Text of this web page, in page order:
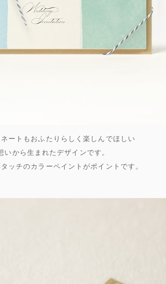
ートもおふたりらしく楽しんでほしい
いから生まれたデザインです。
ッチのカラーペイントがポイントです。